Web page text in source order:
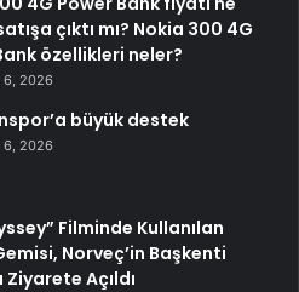
çıktı mı? Nokia 300 4G
özellikleri neler?
6, 2026
büyük destek
6, 2026
Filminde Kullanılan
Norveç’in Başkenti
Ziyarete Açıldı